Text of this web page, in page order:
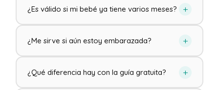
¿Es válido si mi bebé ya tiene varios meses? +
¿Me sirve si aún estoy embarazada? +
¿Qué diferencia hay con la guía gratuita? +